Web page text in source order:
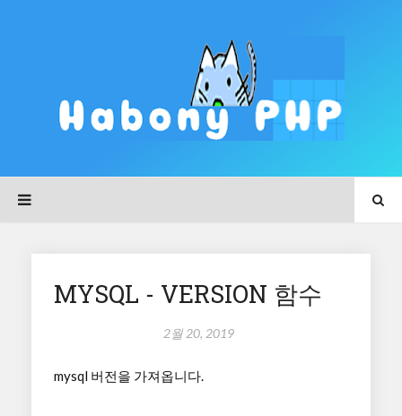
MYSQL - VERSION 함수
2월 20, 2019
mysql 버전을 가져옵니다.